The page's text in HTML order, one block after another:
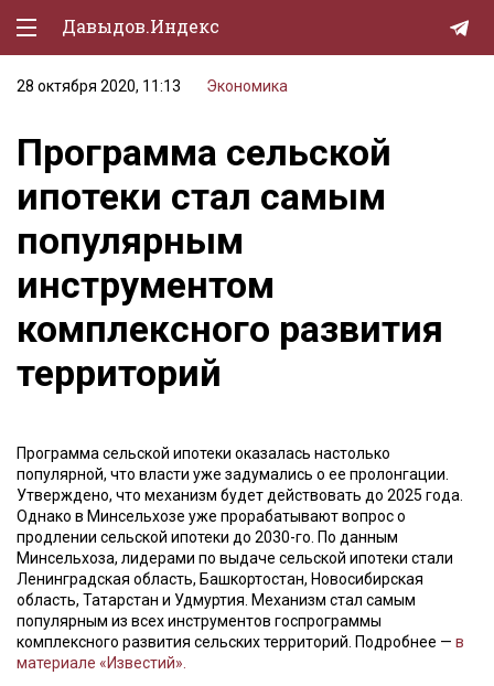
Давыдов.Индекс
Политическая жизнь
Экономика
Природа
Образование
Спорт
Культура
Lifestyle
28 октября 2020, 11:13 Экономика
Программа сельской
ипотеки стал самым
популярным
инструментом
комплексного развития
территорий
Программа сельской ипотеки оказалась настолько
популярной, что власти уже задумались о ее пролонгации.
Утверждено, что механизм будет действовать до 2025 года.
Однако в Минсельхозе уже прорабатывают вопрос о
продлении сельской ипотеки до 2030-го. По данным
Минсельхоза, лидерами по выдаче сельской ипотеки стали
Ленинградская область, Башкортостан, Новосибирская
область, Татарстан и Удмуртия. Механизм стал самым
популярным из всех инструментов госпрограммы
комплексного развития сельских территорий. Подробнее — в
материале «Известий».